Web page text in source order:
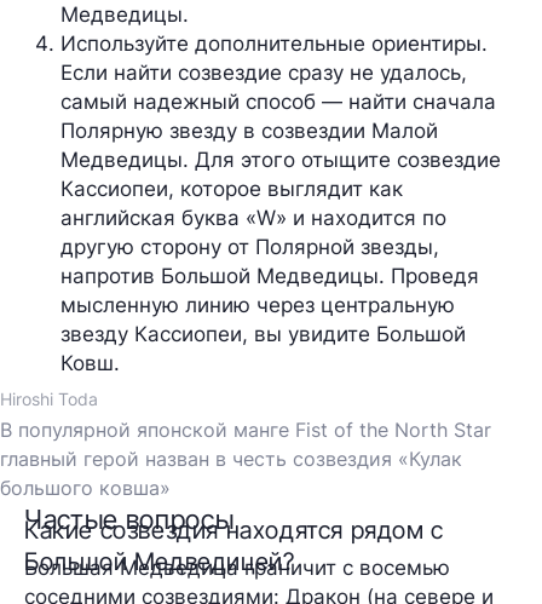
Медведицы.
Используйте дополнительные ориентиры.
Если найти созвездие сразу не удалось,
самый надежный способ — найти сначала
Полярную звезду в созвездии Малой
Медведицы. Для этого отыщите созвездие
Кассиопеи, которое выглядит как
английская буква «W» и находится по
другую сторону от Полярной звезды,
напротив Большой Медведицы. Проведя
мысленную линию через центральную
звезду Кассиопеи, вы увидите Большой
Ковш.
Hiroshi Toda
В популярной японской манге Fist of the North Star
главный герой назван в честь созвездия «Кулак
большого ковша»
Частые вопросы
Какие созвездия находятся рядом с
Большой Медведицей?
Большая Медведица граничит с восемью
соседними созвездиями: Дракон (на севере и